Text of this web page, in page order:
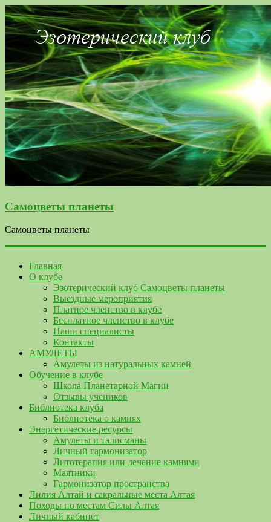
Самоцветы планеты
Самоцветы планеты
Главная
О клубе
Эзотерический клуб Самоцветы планеты
Выездные мероприятия
Платное членство в клубе
Бесплатное членство в клубе
Наши специалисты
Контакты
АМУЛЕТЫ
Амулеты из натуральных камней
Обучение в клубе
Школа Планетарной Магии
Отзывы учеников
Библиотека клуба
Библиотека о камнях
Энергетические ресурсы
Амулеты и талисманы
Личный гармонизатор
Литотерапия или лечение камнями
Маятники
Гармонизатор пространства
Лилия Алтай и сакральные места Алтая
Походы по местам Силы Алтая
Личный кабинет